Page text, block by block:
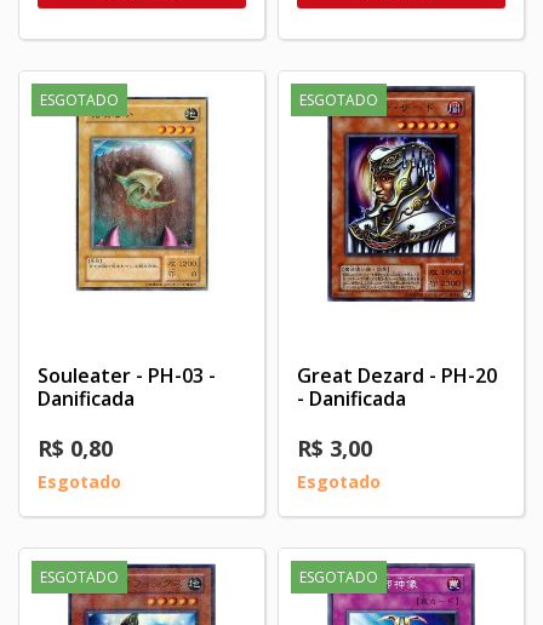
ESGOTADO
Souleater - PH-03 -
Danificada
R$ 0,80
Esgotado
ESGOTADO
Great Dezard - PH-20
- Danificada
R$ 3,00
Esgotado
ESGOTADO ESGOTADO